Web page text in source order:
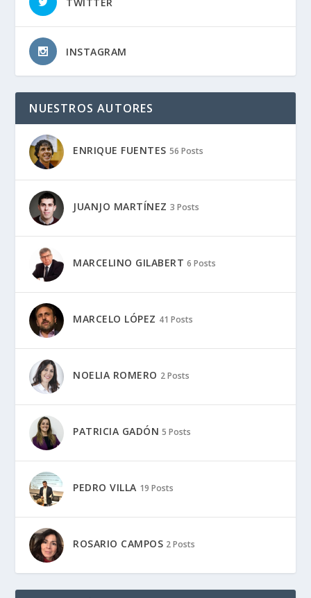
INSTAGRAM
NUESTROS AUTORES
ENRIQUE FUENTES 56 Posts
JUANJO MARTÍNEZ 3 Posts
MARCELINO GILABERT 6 Posts
MARCELO LÓPEZ 41 Posts
NOELIA ROMERO 2 Posts
PATRICIA GADÓN 5 Posts
PEDRO VILLA 19 Posts
ROSARIO CAMPOS 2 Posts